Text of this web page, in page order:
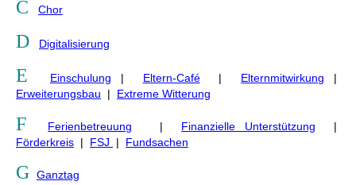
C Chor
D Digitalisierung
E Einschulung | Eltern-Café| Elternmitwirkung |
Erweiterungsbau | Extreme Witterung
F Ferienbetreuung | Finanzielle Unterstützung |
Förderkreis | FSJ | Fundsachen
G Ganztag